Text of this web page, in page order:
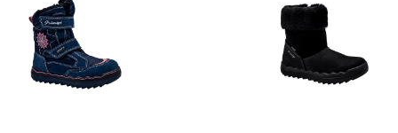
Всесезонная
Демисезонная
Зима
NEW NEW